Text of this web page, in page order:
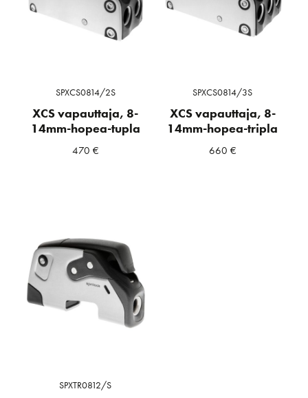
SPXCS0814/2S
XCS vapauttaja, 8-
14mm-hopea-tupla
470 €
SPXCS0814/3S
XCS vapauttaja, 8-
14mm-hopea-tripla
660 €
SPXTR0812/S